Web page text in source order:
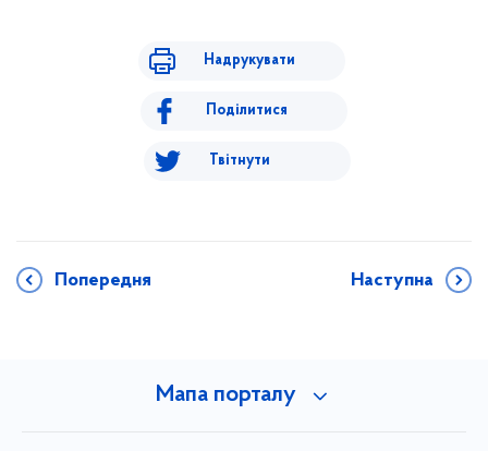
Надрукувати
Поділитися
Твітнути
Попередня Наступна
Мапа порталу